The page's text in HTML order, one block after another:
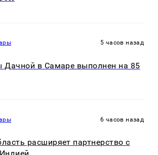
5 часов назад
Дачной в Самаре выполнен на 85
6 часов назад
расширяет партнерство с